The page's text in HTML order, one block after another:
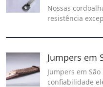
Nossas
resistência
proporcionando
Jumpers em
Jumpers em
confiabilidade